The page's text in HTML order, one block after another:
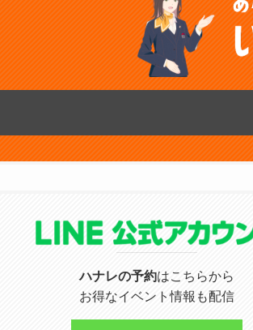
ハナレの予約はこちらから
お得なイベント情報も配信